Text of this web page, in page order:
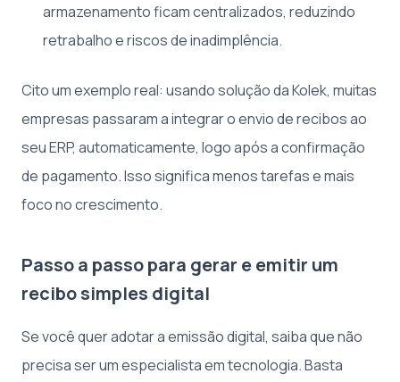
armazenamento ficam centralizados, reduzindo
retrabalho e riscos de inadimplência.
Cito um exemplo real: usando solução da Kolek, muitas
empresas passaram a integrar o envio de recibos ao
seu ERP, automaticamente, logo após a confirmação
de pagamento. Isso significa menos tarefas e mais
foco no crescimento.
Passo a passo para gerar e emitir um
recibo simples digital
Se você quer adotar a emissão digital, saiba que não
precisa ser um especialista em tecnologia. Basta